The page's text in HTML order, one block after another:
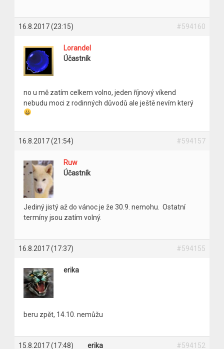
16.8.2017 (23:15) #594160
Lorandel
Účastník
no u mě zatím celkem volno, jeden říjnový víkend
nebudu moci z rodinných důvodů ale ještě nevím který
16.8.2017 (21:54) #594157
Ruw
Účastník
Jediný jistý až do vánoc je že 30.9. nemohu. Ostatní
termíny jsou zatím volný.
16.8.2017 (17:37) #594155
erika
beru zpět, 14.10. nemůžu
15.8.2017 (17:48) erika #594152